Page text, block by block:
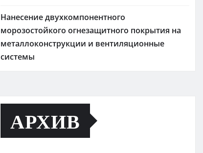
Нанесение двухкомпонентного
морозостойкого огнезащитного покрытия на
металлоконструкции и вентиляционные
системы
АРХИВ